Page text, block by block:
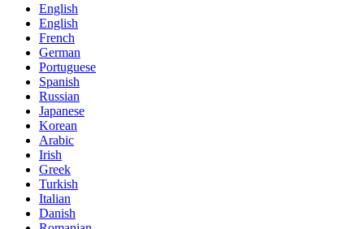
English
English
French
German
Portuguese
Spanish
Russian
Japanese
Korean
Arabic
Irish
Greek
Turkish
Italian
Danish